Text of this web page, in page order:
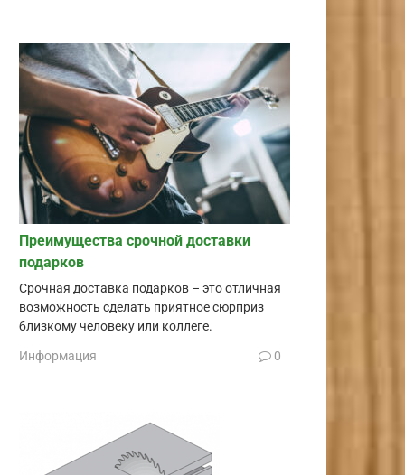
Преимущества срочной доставки
подарков
Срочная доставка подарков – это отличная
возможность сделать приятное сюрприз
близкому человеку или коллеге.
Информация 0